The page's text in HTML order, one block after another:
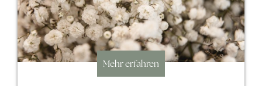
Mehr erfahren